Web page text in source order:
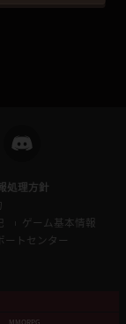
処理方針
ゲーム基本情報
ートセンター